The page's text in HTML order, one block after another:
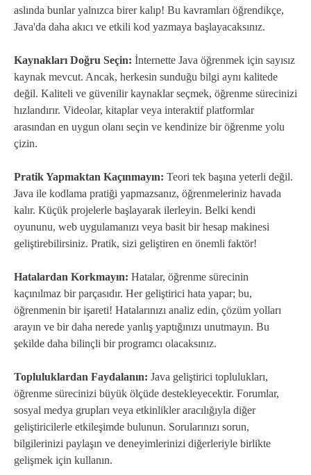
aslında bunlar yalnızca birer kalıp! Bu kavramları öğrendikçe,
Java'da daha akıcı ve etkili kod yazmaya başlayacaksınız.
Kaynakları Doğru Seçin: İnternette Java öğrenmek için sayısız
kaynak mevcut. Ancak, herkesin sunduğu bilgi aynı kalitede
değil. Kaliteli ve güvenilir kaynaklar seçmek, öğrenme sürecinizi
hızlandırır. Videolar, kitaplar veya interaktif platformlar
arasından en uygun olanı seçin ve kendinize bir öğrenme yolu
çizin.
Pratik Yapmaktan Kaçınmayın: Teori tek başına yeterli değil.
Java ile kodlama pratiği yapmazsanız, öğrenmeleriniz havada
kalır. Küçük projelerle başlayarak ilerleyin. Belki kendi
oyununu, web uygulamanızı veya basit bir hesap makinesi
geliştirebilirsiniz. Pratik, sizi geliştiren en önemli faktör!
Hatalardan Korkmayın: Hatalar, öğrenme sürecinin
kaçınılmaz bir parçasıdır. Her geliştirici hata yapar; bu,
öğrenmenin bir işareti! Hatalarınızı analiz edin, çözüm yolları
arayın ve bir daha nerede yanlış yaptığınızı unutmayın. Bu
şekilde daha bilinçli bir programcı olacaksınız.
Topluluklardan Faydalanın: Java geliştirici toplulukları,
öğrenme sürecinizi büyük ölçüde destekleyecektir. Forumlar,
sosyal medya grupları veya etkinlikler aracılığıyla diğer
geliştiricilerle etkileşimde bulunun. Sorularınızı sorun,
bilgilerinizi paylaşın ve deneyimlerinizi diğerleriyle birlikte
gelişmek için kullanın.